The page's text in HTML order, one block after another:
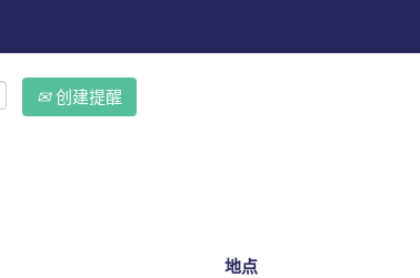
创建提醒
地点